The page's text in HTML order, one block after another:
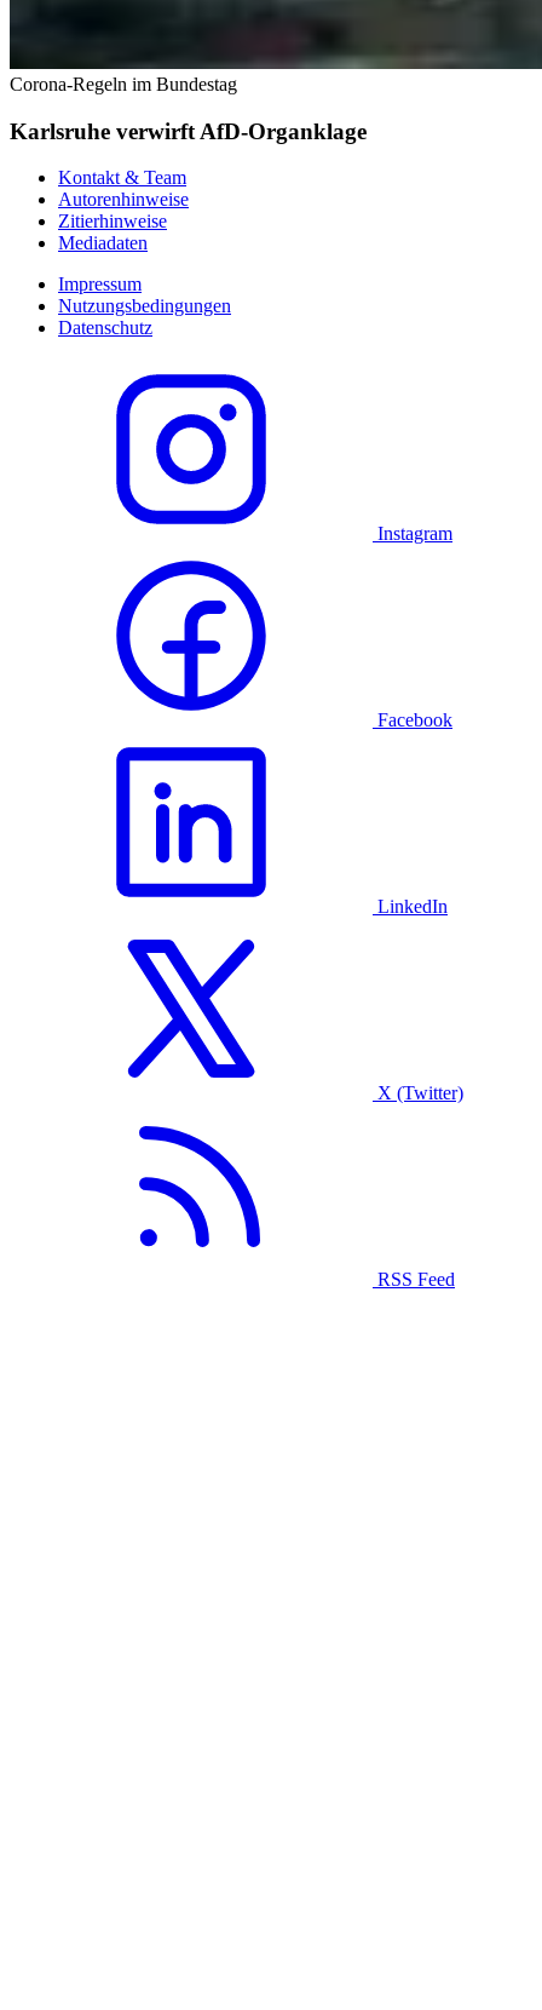
Corona-Regeln im Bundestag
Karlsruhe verwirft AfD-Organklage
Kontakt & Team
Autorenhinweise
Zitierhinweise
Mediadaten
Impressum
Nutzungsbedingungen
Datenschutz
Instagram
Facebook
LinkedIn
X (Twitter)
RSS Feed